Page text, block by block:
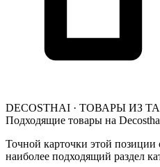
DECOSTHAI · ТОВАРЫ ИЗ
Подходящие товары на
Точной карточки этой
наиболее подходящий раздел